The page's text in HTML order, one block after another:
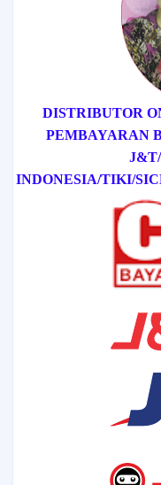
DISTRIBUTOR
PEMBAYARAN
J&T/
INDONESIA/TIKI/